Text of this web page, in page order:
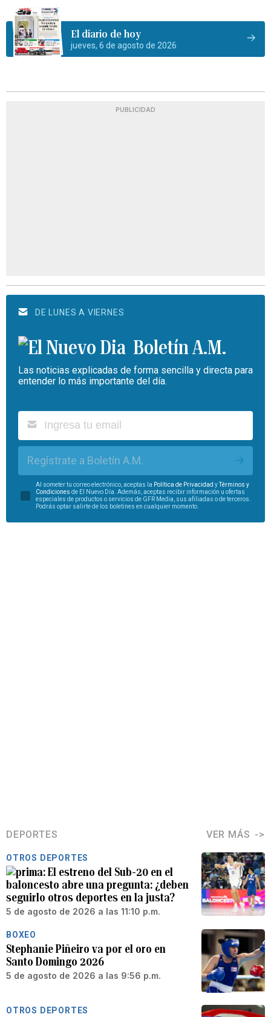
El diario de hoy
jueves, 6 de agosto de 2026
PUBLICIDAD
DE LUNES A VIERNES
Boletín A.M.
Las noticias explicadas de forma sencilla y directa para
entender lo más importante del día.
Regístrate a Boletín A.M.
Al someter tu correo electrónico, aceptas la Política de Privacidad yTérminos y
Condiciones de El Nuevo Día. Además, aceptas recibir información u ofertas
especiales de productos o servicios de GFR Media, sus afiliadas o de terceros.
Podrás optar salirte de los boletines en cualquier momento.
DEPORTES VER MÁS
OTROS DEPORTES
El estreno del Sub-20 en el
baloncesto abre una pregunta: ¿deben
seguirlo otros deportes en la justa?
5 de agosto de 2026 a las 11:10 p.m.
BOXEO
Stephanie Piñeiro va por el oro en
Santo Domingo 2026
5 de agosto de 2026 a las 9:56 p.m.
OTROS DEPORTES